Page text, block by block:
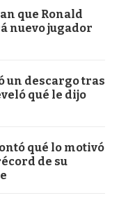
que Ronald
nuevo jugador
un descargo tras
qué le dijo
qué lo motivó
de su